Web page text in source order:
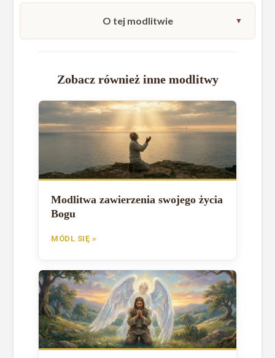
O tej modlitwie
Zobacz również inne modlitwy
Modlitwa zawierzenia swojego życia
Bogu
MÓDL SIĘ »